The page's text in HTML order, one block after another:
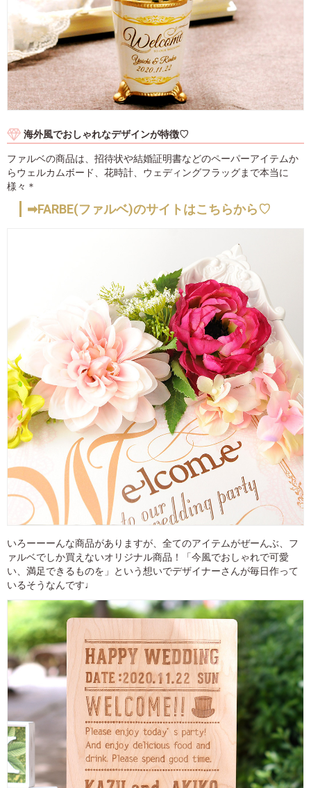
海外風でおしゃれなデザインが特徴♡
ファルベの商品は、招待状や結婚証明書などのペーパーアイテムか
らウェルカムボード、花時計、ウェディングフラッグまで本当に
様々＊
➡FARBE(ファルベ)のサイトはこちらから♡
いろーーーんな商品がありますが、全てのアイテムがぜーんぶ、フ
ァルベでしか買えないオリジナル商品！「今風でおしゃれで可愛
い、満足できるものを」という想いでデザイナーさんが毎日作って
いるそうなんです♩